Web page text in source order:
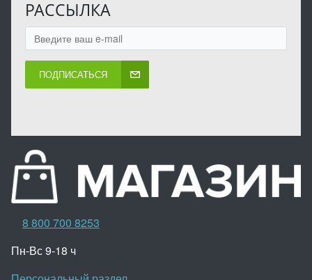
РАССЫЛКА
ПОДПИСАТЬСЯ
8 800 700 8253
Пн-Вс 9-18 ч